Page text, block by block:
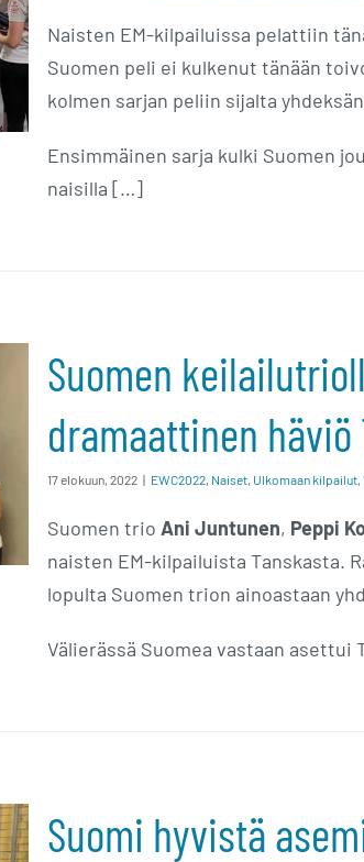
Naisten EM-kilpailuissa pelattiin
Suomen peli ei kulkenut tänään
kolmen sarjan peliin sijalta
Ensimmäinen sarja kulki Suomen
naisilla […]
Suomen
dramaattinen
17 elokuun, 2022 | EWC2022, Naiset, Ulkomaan kilpailut,
Suomen trio Ani Juntunen, Peppi
naisten EM-kilpailuista Tanskasta.
lopulta Suomen trion ainoastaan
Välierässä Suomea vastaan asettui
Suomi hyvistä